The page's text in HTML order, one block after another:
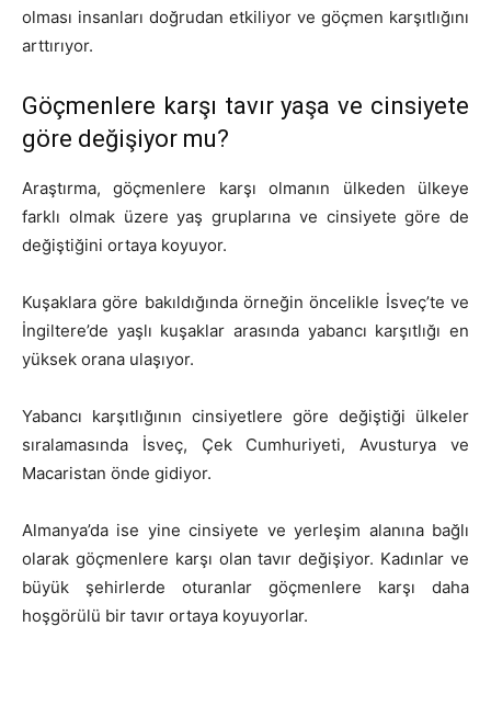
olması insanları doğrudan etkiliyor ve göçmen karşıtlığını
arttırıyor.
Göçmenlere karşı tavır yaşa ve cinsiyete
göre değişiyor mu?
Araştırma, göçmenlere karşı olmanın ülkeden ülkeye
farklı olmak üzere yaş gruplarına ve cinsiyete göre de
değiştiğini ortaya koyuyor.
Kuşaklara göre bakıldığında örneğin öncelikle İsveç’te ve
İngiltere’de yaşlı kuşaklar arasında yabancı karşıtlığı en
yüksek orana ulaşıyor.
Yabancı karşıtlığının cinsiyetlere göre değiştiği ülkeler
sıralamasında İsveç, Çek Cumhuriyeti, Avusturya ve
Macaristan önde gidiyor.
Almanya’da ise yine cinsiyete ve yerleşim alanına bağlı
olarak göçmenlere karşı olan tavır değişiyor. Kadınlar ve
büyük şehirlerde oturanlar göçmenlere karşı daha
hoşgörülü bir tavır ortaya koyuyorlar.